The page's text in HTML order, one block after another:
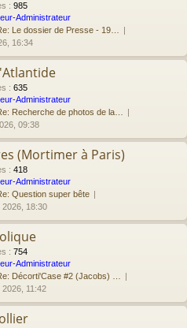
: 985
Administrateur
Le dossier de Presse - 19…
16:34
: 635
Administrateur
Recherche de photos de la…
09:38
(Mortimer à Paris)
: 418
Administrateur
Question super bête
2026, 18:30
: 754
Administrateur
Décorti'Case #2 (Jacobs) …
2026, 11:42